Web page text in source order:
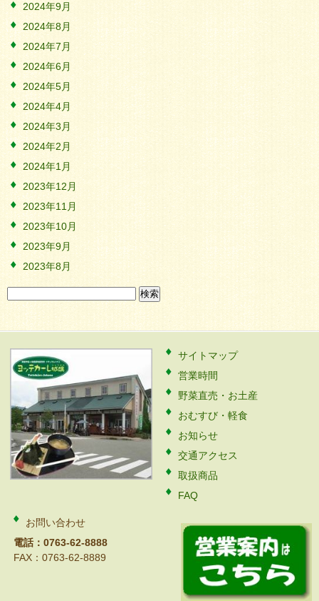
2024年9月
2024年8月
2024年7月
2024年6月
2024年5月
2024年4月
2024年3月
2024年2月
2024年1月
2023年12月
2023年11月
2023年10月
2023年9月
2023年8月
索:
サイトマップ
営業時間
野菜直売・お土産
おむすび・軽食
お知らせ
交通アクセス
取扱商品
FAQ
お問い合わせ
電話：0763-62-8888
FAX：0763-62-8889